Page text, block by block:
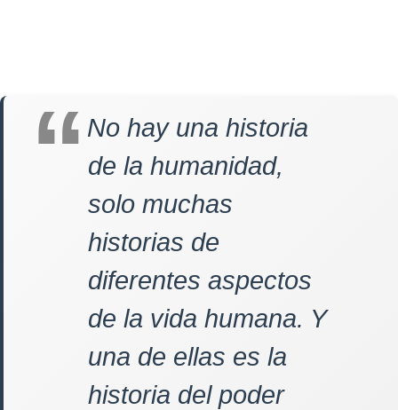
No hay una historia
de la humanidad,
solo muchas
historias de
diferentes aspectos
de la vida humana. Y
una de ellas es la
historia del poder